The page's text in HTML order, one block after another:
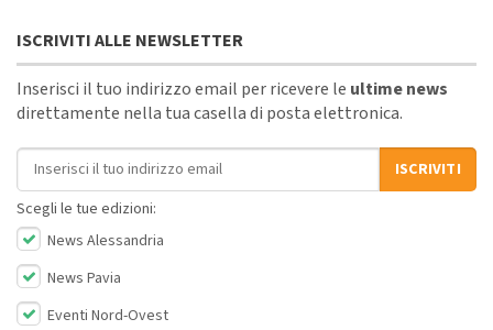
ISCRIVITI ALLE NEWSLETTER
Inserisci il tuo indirizzo email per ricevere le ultime news
direttamente nella tua casella di posta elettronica.
Indirizzo email
ISCRIVITI
Scegli le tue edizioni:
News Alessandria
News Pavia
Eventi Nord-Ovest